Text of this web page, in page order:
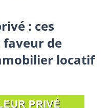
: ces
faveur de
locatif